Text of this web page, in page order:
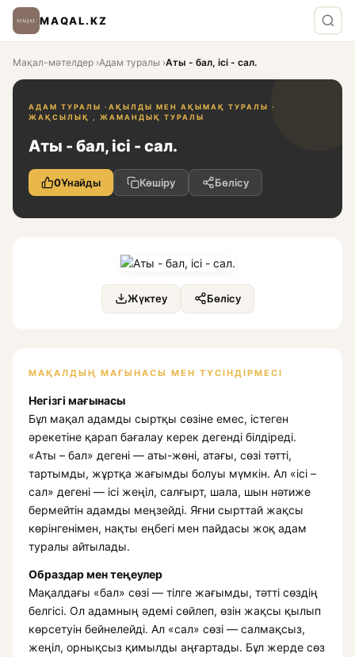
MAQAL.KZ
Мақал-мәтелдер ›Адам туралы ›Аты - бал, ісі - сал.
АДАМ ТУРАЛЫ · АҚЫЛДЫ МЕН АҚЫМАҚ ТУРАЛЫ ·
ЖАҚСЫЛЫҚ , ЖАМАНДЫҚ ТУРАЛЫ
Аты - бал, ісі - сал.
0Ұнайды Көшіру Бөлісу
Жүктеу Бөлісу
МАҚАЛДЫҢ МАҒЫНАСЫ МЕН ТҮСІНДІРМЕСІ
Негізгі мағынасы
Бұл мақал адамды сыртқы сөзіне емес, істеген
әрекетіне қарап бағалау керек дегенді білдіреді.
«Аты – бал» дегені — аты-жөні, атағы, сөзі тәтті,
тартымды, жұртқа жағымды болуы мүмкін. Ал «ісі –
сал» дегені — ісі жеңіл, салғырт, шала, шын нәтиже
бермейтін адамды меңзейді. Яғни сырттай жақсы
көрінгенімен, нақты еңбегі мен пайдасы жоқ адам
туралы айтылады.
Образдар мен теңеулер
Мақалдағы «бал» сөзі — тілге жағымды, тәтті сөздің
белгісі. Ол адамның әдемі сөйлеп, өзін жақсы қылып
көрсетуін бейнелейді. Ал «сал» сөзі — салмақсыз,
жеңіл, орнықсыз қимылды аңғартады. Бұл жерде сөз